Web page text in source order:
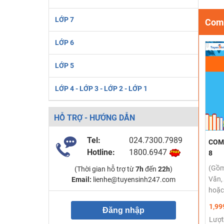
LỚP 7
LỚP 6
LỚP 5
LỚP 4 - LỚP 3 - LỚP 2 - LỚP 1
HỖ TRỢ - HƯỚNG DẪN
Tel:
024.7300.7989
Hotline:
1800.6947
(Thời gian hỗ trợ từ7h đến 22h)
Email: lienhe@tuyensinh247.com
Đăng nhập
8
Văn,